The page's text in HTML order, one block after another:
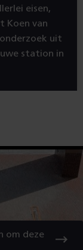
eisen,
Koen van
uit
station in
om deze